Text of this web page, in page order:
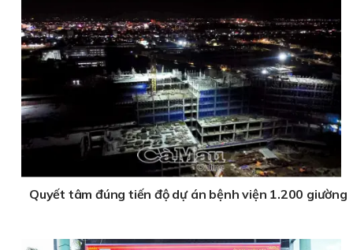
Quyết tâm đúng tiến độ dự án bệnh viện 1.200 giường